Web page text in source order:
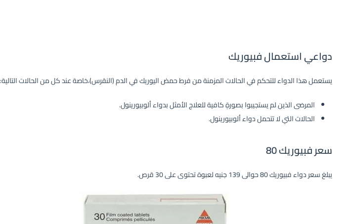
دواعي استعمال فبيوريك
يستعمل هذا الدواء للتحكم في الحالات المزمنة من فرط حمض اليوريك في الدم (النقرس)،خاصة عند كل من الحالات التالية:
المرضى الذين لم يستجيبوا بصورةٍ كافية للعلاج الأمثل بدواء ألوبيورينول.
الحالات التي لا تتحمل دواء ألوبيورينول.
سعر فبيوريك 80
يبلغ سعر دواء فبيوريك 80 حوالى 139 جنيه لعبوة تحتوى على 30 قرص.